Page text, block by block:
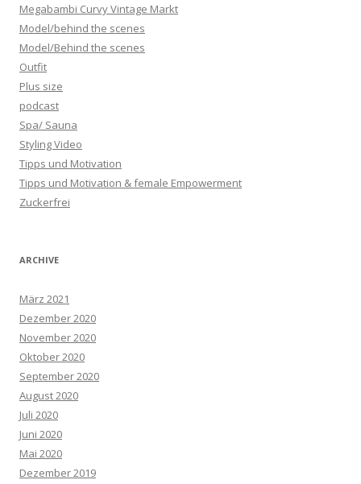
Megabambi Curvy Vintage Markt
Model/behind the scenes
Model/Behind the scenes
Outfit
Plus size
podcast
Spa/ Sauna
Styling Video
Tipps und Motivation
Tipps und Motivation & female Empowerment
Zuckerfrei
ARCHIVE
März 2021
Dezember 2020
November 2020
Oktober 2020
September 2020
August 2020
Juli 2020
Juni 2020
Mai 2020
Dezember 2019